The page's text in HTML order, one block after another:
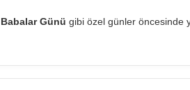
Günü gibi özel günler öncesinde